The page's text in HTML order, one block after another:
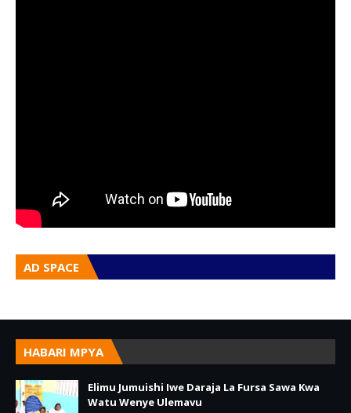
AD SPACE
HABARI MPYA
Elimu Jumuishi Iwe Daraja La Fursa Sawa Kwa
Watu Wenye Ulemavu